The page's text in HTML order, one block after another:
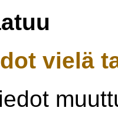
vielä